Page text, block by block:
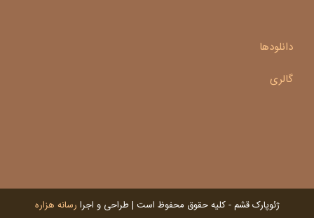
دانلودها
گالری
ژئوپارک قشم - کلیه حقوق محفوظ است | طراحی و اجرا رسانه هزاره